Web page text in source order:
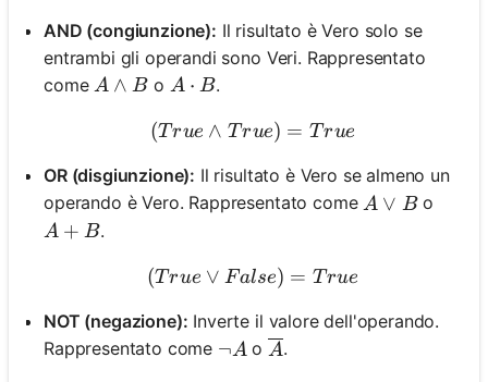
AND (congiunzione): Il risultato è Vero solo se
entrambi gli operandi sono Veri. Rappresentato
come A \land B
A ∧ B o A \cdot B
A ⋅ B.
(True \land True) = True
(T rue ∧ T rue) = T rue
OR (disgiunzione): Il risultato è Vero se almeno un
operando è Vero. Rappresentato come A \lor B
A ∨ Bo
A + B
A + B.
(True \lor False) = True
(T rue ∨ False) = T rue
NOT (negazione): Inverte il valore dell'operando.
Rappresentato come \neg A
¬A o \overline{A}
A.